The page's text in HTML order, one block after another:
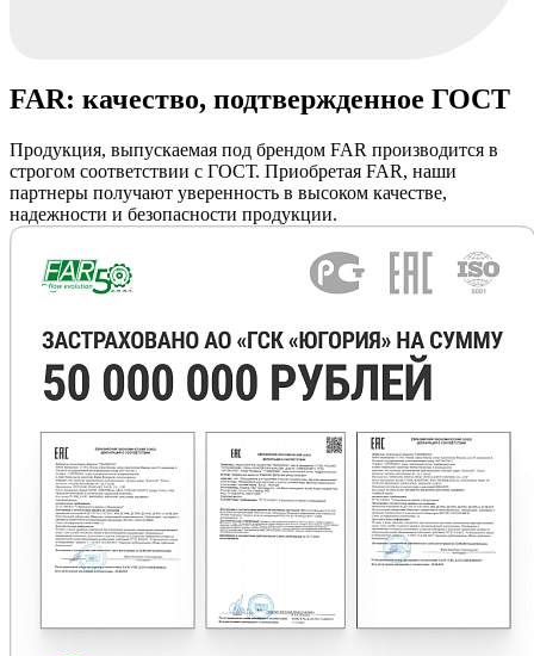
FAR: качество, подтвержденное ГОСТ
Продукция, выпускаемая под брендом FAR производится в
строгом соответствии с ГОСТ. Приобретая FAR, наши
партнеры получают уверенность в высоком качестве,
надежности и безопасности продукции.